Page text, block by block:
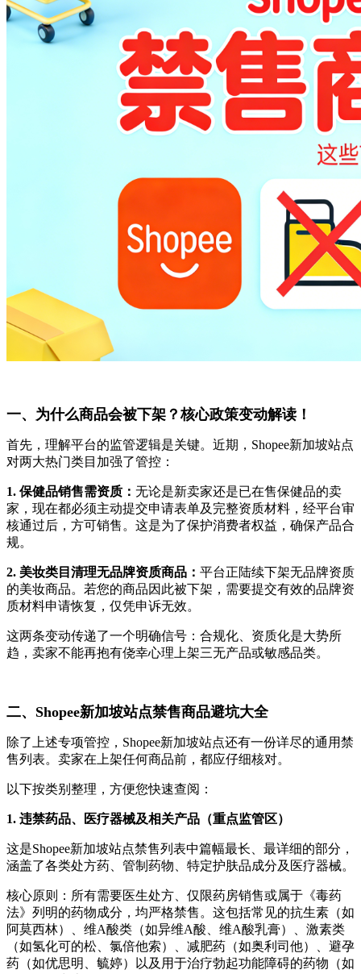
一、为什么商品会被下架？核心政策变动解读！
首先，理解平台的监管逻辑是关键。近期，Shopee新加坡站点
对两大热门类目加强了管控：
1. 保健品销售需资质： 无论是新卖家还是已在售保健品的卖
家，现在都必须主动提交申请表单及完整资质材料，经平台审
核通过后，方可销售。这是为了保护消费者权益，确保产品合
规。
2. 美妆类目清理无品牌资质商品： 平台正陆续下架无品牌资质
的美妆商品。若您的商品因此被下架，需要提交有效的品牌资
质材料申请恢复，仅凭申诉无效。
这两条变动传递了一个明确信号：合规化、资质化是大势所
趋，卖家不能再抱有侥幸心理上架三无产品或敏感品类。
二、Shopee新加坡站点禁售商品避坑大全
除了上述专项管控，Shopee新加坡站点还有一份详尽的通用禁
售列表。卖家在上架任何商品前，都应仔细核对。
以下按类别整理，方便您快速查阅：
1. 违禁药品、医疗器械及相关产品（重点监管区）
这是Shopee新加坡站点禁售列表中篇幅最长、最详细的部分，
涵盖了各类处方药、管制药物、特定护肤品成分及医疗器械。
核心原则：所有需要医生处方、仅限药房销售或属于《毒药
法》列明的药物成分，均严格禁售。这包括常见的抗生素（如
阿莫西林）、维A酸类（如异维A酸、维A酸乳膏）、激素类
（如氢化可的松、氯倍他索）、减肥药（如奥利司他）、避孕
药（如优思明、毓婷）以及用于治疗勃起功能障碍的药物（如